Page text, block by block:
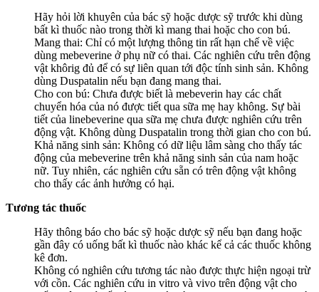
Hãy hỏi lời khuyên của bác sỹ hoặc dược sỹ trước khi dùng
bất kì thuốc nào trong thời kì mang thai hoặc cho con bú.
Mang thai: Chỉ có một lượng thông tin rất hạn chế về việc
dùng mebeverine ở phụ nữ có thai. Các nghiên cứu trên động
vật khôrig đủ để có sự liên quan tới độc tính sinh sản. Không
dùng Duspatalin nếu bạn đang mang thai.
Cho con bú: Chưa được biết là mebeverin hay các chất
chuyển hóa của nó được tiết qua sữa mẹ hay không. Sự bài
tiết của linebeverine qua sữa mẹ chưa được nghiên cứu trên
động vật. Không dùng Duspatalin trong thời gian cho con bú.
Khả năng sinh sản: Không có dữ liệu lâm sàng cho thấy tác
động của mebeverine trên khả năng sinh sản của nam hoặc
nữ. Tuy nhiên, các nghiên cứu sẵn có trên động vật không
cho thấy các ảnh hưởng có hại.
Tương tác thuốc
Hãy thông báo cho bác sỹ hoặc dược sỹ nếu bạn đang hoặc
gần đây có uống bất kì thuốc nào khác kể cả các thuốc không
kê đơn.
Không có nghiên cứu tương tác nào được thực hiện ngoại trừ
với cồn. Các nghiên cứu in vitro và vivo trên động vật cho